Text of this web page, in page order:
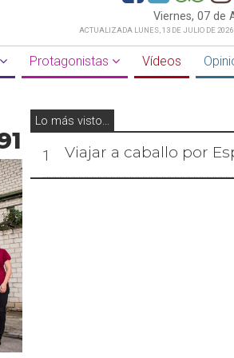
Viernes, 07 de
ACTUALIZADA LUNES, 13 DE JULIO DE
Protagonistas Vídeos
Lo más visto...
1 Viajar a caballo por